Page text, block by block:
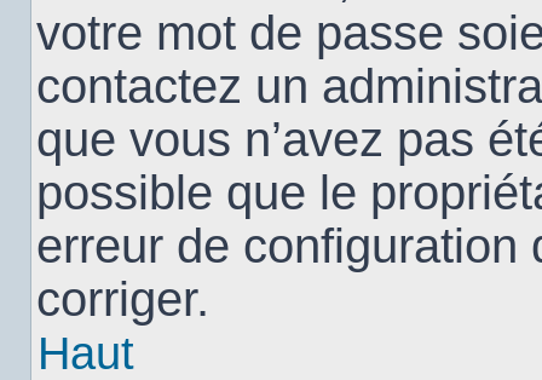
votre mot de passe
contactez un
que vous n’avez pas
possible que le
erreur de configuration
corriger.
Haut